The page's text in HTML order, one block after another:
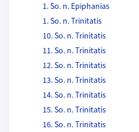
1. So. n. Epiphanias
1. So. n. Trinitatis
10. So. n. Trinitatis
11. So. n. Trinitatis
12. So. n. Trinitatis
13. So. n. Trinitatis
14. So. n. Trinitatis
15. So. n. Trinitatis
16. So. n. Trinitatis